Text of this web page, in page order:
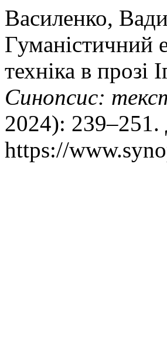
Василенко,
Гуманістичний
техніка в прозі
Синопсис:
2024): 239–251.
https://